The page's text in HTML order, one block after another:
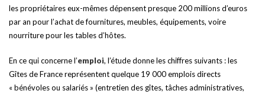
les propriétaires eux-mêmes dépensent presque 200 millions d’euros
par an pour l’achat de fournitures, meubles, équipements, voire
nourriture pour les tables d’hôtes.
En ce qui concerne l’emploi, l’étude donne les chiffres suivants : les
Gîtes de France représentent quelque 19 000 emplois directs
« bénévoles ou salariés » (entretien des gîtes, tâches administratives,